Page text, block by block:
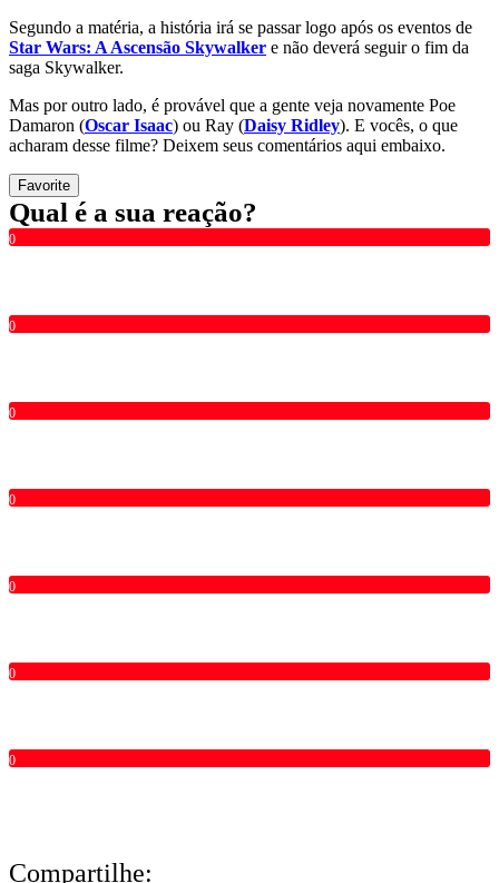
Segundo a matéria, a história irá se passar logo após os eventos de
Star Wars: A Ascensão Skywalker e não deverá seguir o fim da
saga Skywalker.
Mas por outro lado, é provável que a gente veja novamente Poe
Damaron (Oscar Isaac) ou Ray (Daisy Ridley). E vocês, o que
acharam desse filme? Deixem seus comentários aqui embaixo.
Favorite
Qual é a sua reação?
0
0
0
0
0
0
0
Compartilhe: